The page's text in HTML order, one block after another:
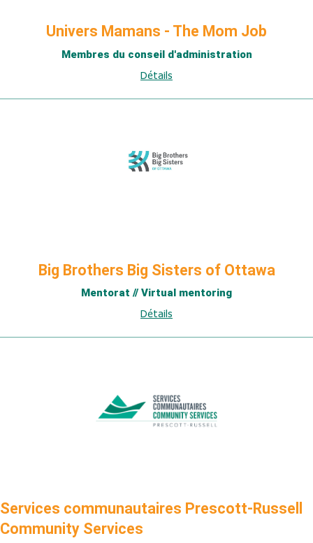
Univers Mamans - The Mom Job
Membres du conseil d'administration
Détails
Big Brothers Big Sisters of Ottawa
Mentorat // Virtual mentoring
Détails
Services communautaires Prescott-Russell
Community Services